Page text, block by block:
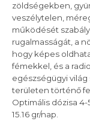
zöldségekben,
veszélytelen,
működését
rugalmasságát, a
hogy képes
fémekkel, és a
egészségügyi
területen történő
Optimális dózisa
15.16 gr/nap.